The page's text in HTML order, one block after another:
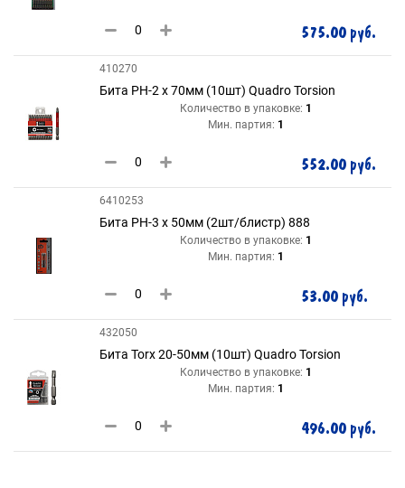
575.00 руб.
410270
Бита РН-2 х 70мм (10шт) Quadro Torsion
Количество в упаковке: 1
Мин. партия: 1
552.00 руб.
6410253
Бита РH-3 х 50мм (2шт/блистр) 888
Количество в упаковке: 1
Мин. партия: 1
53.00 руб.
432050
Бита Torx 20-50мм (10шт) Quadro Torsion
Количество в упаковке: 1
Мин. партия: 1
496.00 руб.